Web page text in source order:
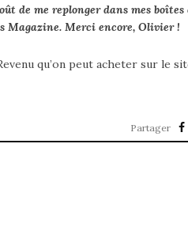
de me replonger dans mes
Magazine. Merci encore, Olivier !
qu’on peut acheter sur le
Partager